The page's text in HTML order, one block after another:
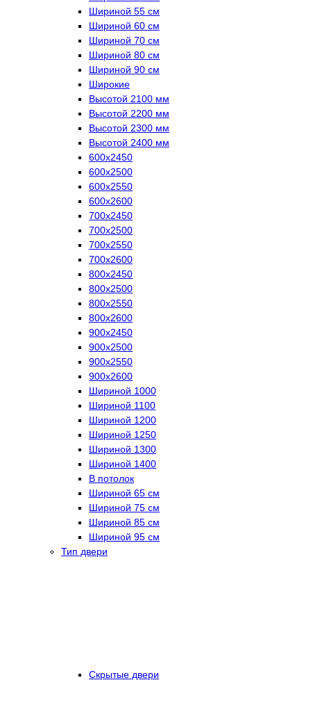
Шириной 55 см
Шириной 60 см
Шириной 70 см
Шириной 80 см
Шириной 90 см
Широкие
Высотой 2100 мм
Высотой 2200 мм
Высотой 2300 мм
Высотой 2400 мм
600х2450
600х2500
600х2550
600х2600
700х2450
700х2500
700х2550
700х2600
800х2450
800х2500
800х2550
800х2600
900х2450
900х2500
900х2550
900х2600
Шириной 1000
Шириной 1100
Шириной 1200
Шириной 1250
Шириной 1300
Шириной 1400
В потолок
Шириной 65 см
Шириной 75 см
Шириной 85 см
Шириной 95 см
Тип двери
Скрытые двери